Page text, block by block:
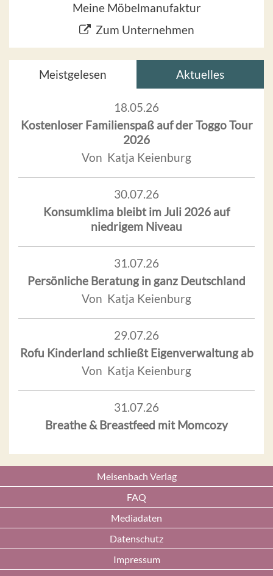
Meine Möbelmanufaktur
Zum Unternehmen
Meistgelesen Aktuelles
18.05.26
Kostenloser Familienspaß auf der Toggo Tour
2026
Von Katja Keienburg
30.07.26
Konsumklima bleibt im Juli 2026 auf
niedrigem Niveau
31.07.26
Persönliche Beratung in ganz Deutschland
Von Katja Keienburg
29.07.26
Rofu Kinderland schließt Eigenverwaltung ab
Von Katja Keienburg
31.07.26
Breathe & Breastfeed mit Momcozy
Meisenbach Verlag
FAQ
Mediadaten
Datenschutz
Impressum